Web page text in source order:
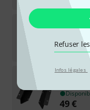
Refuser
Infos légales
88€
Yamaha
49€